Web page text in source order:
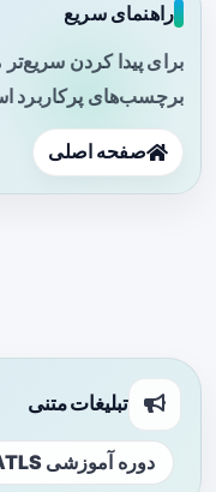
راهنمای سریع
برای پیدا کردن
برچسب‌های پرکاربرد
صفحه اصلی
تبلیغات متنی
دوره آموزشی ATLS